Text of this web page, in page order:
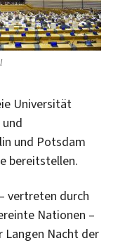
Universität
und Potsdam
bereitstellen.
vertreten durch
Nationen –
Langen Nacht der